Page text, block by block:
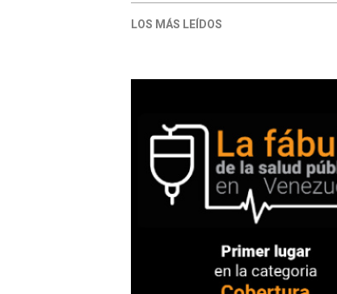
LOS MÁS LEÍDOS